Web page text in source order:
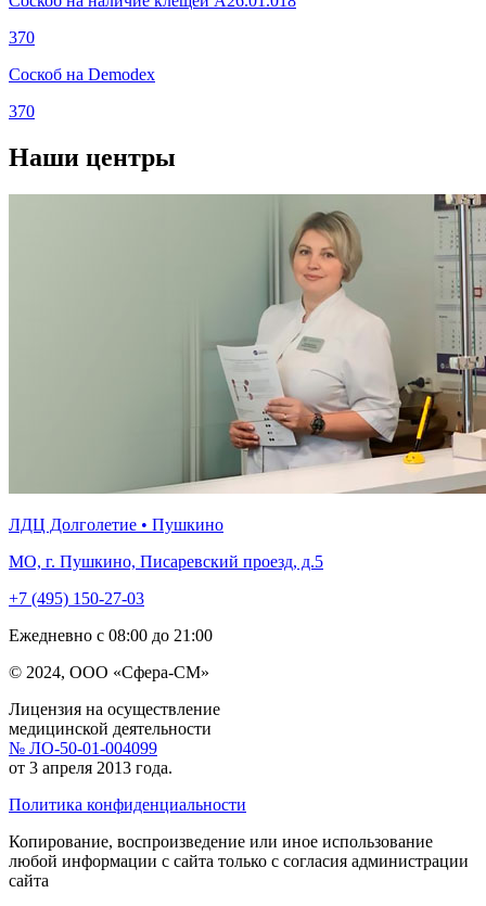
370
Соскоб на Demodex
370
Наши центры
ЛДЦ Долголетие • Пушкино
МО, г. Пушкино, Писаревский проезд, д.5
+7 (495) 150-27-03
Ежедневно с 08:00 до 21:00
© 2024, ООО «Сфера-СМ»
Лицензия на осуществление
медицинской деятельности
№ ЛО-50-01-004099
от 3 апреля 2013 года.
Политика конфиденциальности
Копирование, воспроизведение или иное использование
любой информации с сайта только с согласия администрации
сайта